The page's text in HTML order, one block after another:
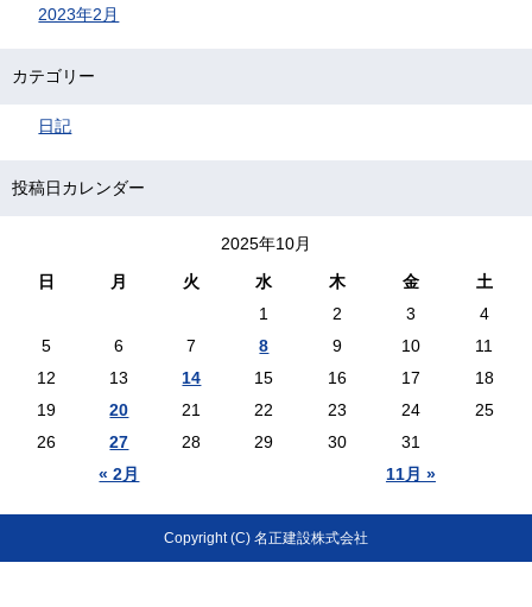
2023年2月
カテゴリー
日記
投稿日カレンダー
2025年10月
日
月 火 水 木 金 土
« 2月 11月 »
1 2 3
4
5
6 7 8 9 10
11
12
13 14 15 16 17
18
19
20 21 22 23 24
25
26
27 28 29 30 31
Copyright (C) 名正建設株式会社